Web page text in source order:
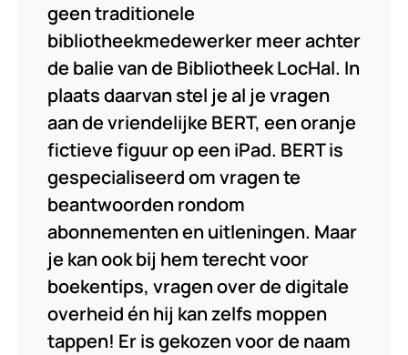
geen traditionele
bibliotheekmedewerker meer achter
de balie van de Bibliotheek LocHal. In
plaats daarvan stel je al je vragen
aan de vriendelijke BERT, een oranje
fictieve figuur op een iPad. BERT is
gespecialiseerd om vragen te
beantwoorden rondom
abonnementen en uitleningen. Maar
je kan ook bij hem terecht voor
boekentips, vragen over de digitale
overheid én hij kan zelfs moppen
tappen! Er is gekozen voor de naam